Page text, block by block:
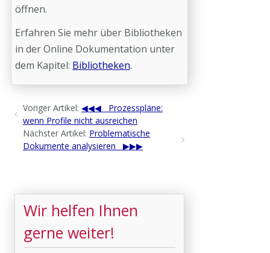
öffnen.
Erfahren Sie mehr über Bibliotheken
in der Online Dokumentation unter
dem Kapitel: Bibliotheken.
Voriger Artikel:
Prozesspläne:
wenn Profile nicht ausreichen
Nächster Artikel: Problematische
Dokumente analysieren
Wir helfen Ihnen
gerne weiter!